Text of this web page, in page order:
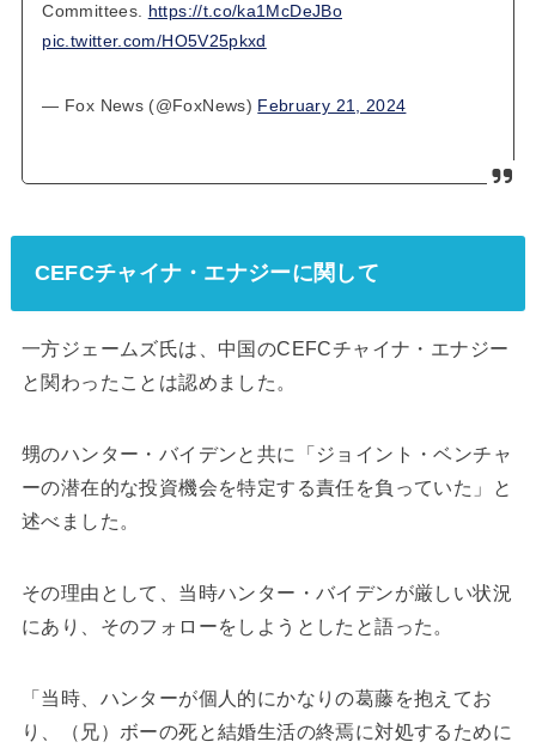
Committees. https://t.co/ka1McDeJBo
pic.twitter.com/HO5V25pkxd
— Fox News (@FoxNews) February 21, 2024
CEFCチャイナ・エナジーに関して
一方ジェームズ氏は、中国のCEFCチャイナ・エナジー
と関わったことは認めました。
甥のハンター・バイデンと共に「ジョイント・ベンチャ
ーの潜在的な投資機会を特定する責任を負っていた」と
述べました。
その理由として、当時ハンター・バイデンが厳しい状況
にあり、そのフォローをしようとしたと語った。
「当時、ハンターが個人的にかなりの葛藤を抱えてお
り、（兄）ボーの死と結婚生活の終焉に対処するために